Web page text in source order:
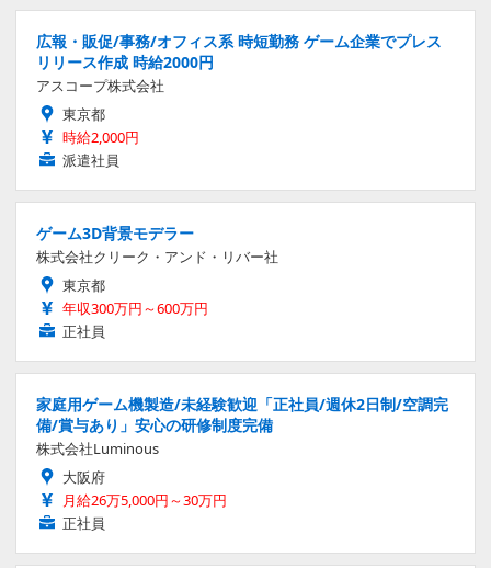
広報・販促/事務/オフィス系 時短勤務 ゲーム企業でプレス
リリース作成 時給2000円
アスコープ株式会社
東京都
時給2,000円
派遣社員
ゲーム3D背景モデラー
株式会社クリーク・アンド・リバー社
東京都
年収300万円～600万円
正社員
家庭用ゲーム機製造/未経験歓迎「正社員/週休2日制/空調完
備/賞与あり」安心の研修制度完備
株式会社Luminous
大阪府
月給26万5,000円～30万円
正社員